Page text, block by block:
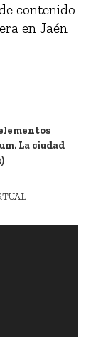
contenido
en Jaén
La ciudad